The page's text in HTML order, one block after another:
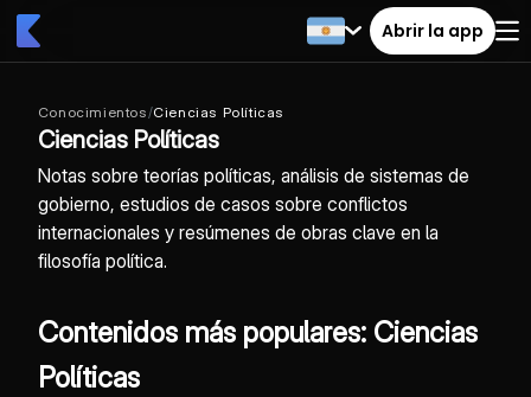
Abrir la app
Conocimientos/Ciencias Políticas
Ciencias Políticas
Notas sobre teorías políticas, análisis de sistemas de
gobierno, estudios de casos sobre conflictos
internacionales y resúmenes de obras clave en la
filosofía política.
Contenidos más populares: Ciencias
Políticas